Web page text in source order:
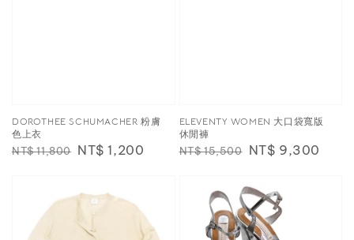
DOROTHEE SCHUMACHER 粉膚
色上衣
Regular
NT$ 11,800 Sale
NT$ 1,200
ELEVENTY WOMEN 大口袋寬版
休閒褲
Regular
NT$ 15,500 Sale
NT$ 9,300